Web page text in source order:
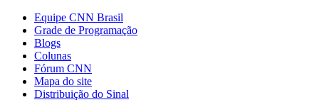
Equipe CNN Brasil
Grade de Programação
Blogs
Colunas
Fórum CNN
Mapa do site
Distribuição do Sinal